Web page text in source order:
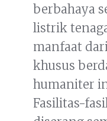
berbahaya
listrik
manfaat
khusus
humaniter
Fasilitas-